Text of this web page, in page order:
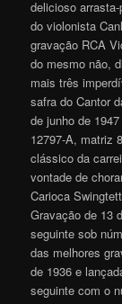
delicioso
do violonista
gravação RCA
do mesmo não,
mais três
safra do Cantor
de junho de
12797-A, matriz
clássico da
vontade de
Carioca
Gravação de 13
seguinte sob
das melhores
de 1936 e
seguinte com o